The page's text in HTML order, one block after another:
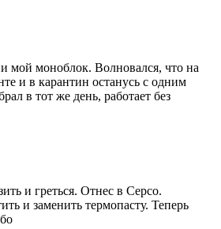
мой моноблок. Волновался, что на
и в карантин останусь с одним
в тот же день, работает без
и греться. Отнес в Серсо.
и заменить термопасту. Теперь